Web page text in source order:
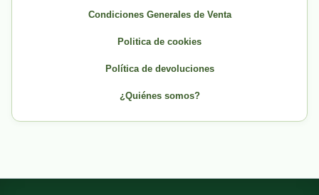
Condiciones Generales de Venta
Politica de cookies
Política de devoluciones
¿Quiénes somos?